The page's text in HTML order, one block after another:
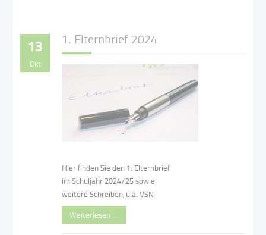
13
Okt
1. Elternbrief 2024
Hier finden Sie den 1. Elternbrief
im Schuljahr 2024/25 sowie
weitere Schreiben, u.a. VSN
Weiterlesen …